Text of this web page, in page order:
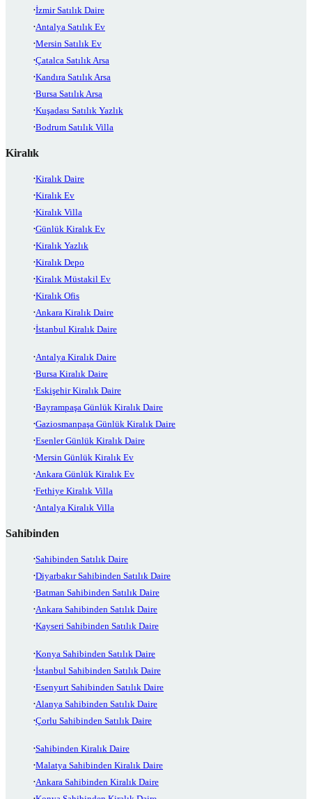
İzmir Satılık Daire
Antalya Satılık Ev
Mersin Satılık Ev
Çatalca Satılık Arsa
Kandıra Satılık Arsa
Bursa Satılık Arsa
Kuşadası Satılık Yazlık
Bodrum Satılık Villa
Kiralık
Kiralık Daire
Kiralık Ev
Kiralık Villa
Günlük Kiralık Ev
Kiralık Yazlık
Kiralık Depo
Kiralık Müstakil Ev
Kiralık Ofis
Ankara Kiralık Daire
İstanbul Kiralık Daire
Antalya Kiralık Daire
Bursa Kiralık Daire
Eskişehir Kiralık Daire
Bayrampaşa Günlük Kiralık Daire
Gaziosmanpaşa Günlük Kiralık Daire
Esenler Günlük Kiralık Daire
Mersin Günlük Kiralık Ev
Ankara Günlük Kiralık Ev
Fethiye Kiralık Villa
Antalya Kiralık Villa
Sahibinden
Sahibinden Satılık Daire
Diyarbakır Sahibinden Satılık Daire
Batman Sahibinden Satılık Daire
Ankara Sahibinden Satılık Daire
Kayseri Sahibinden Satılık Daire
Konya Sahibinden Satılık Daire
İstanbul Sahibinden Satılık Daire
Esenyurt Sahibinden Satılık Daire
Alanya Sahibinden Satılık Daire
Çorlu Sahibinden Satılık Daire
Sahibinden Kiralık Daire
Malatya Sahibinden Kiralık Daire
Ankara Sahibinden Kiralık Daire